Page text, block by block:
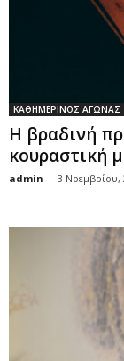
ΚΑΘΗΜΕΡΙΝΟΣ ΑΓΩΝΑΣ
Η βραδινή
κουραστική
admin - 3 Νοεμβρίου,